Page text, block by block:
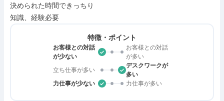
決められた時間できっちり
知識、経験必要
特徴・ポイント
お客様との対話
が少ない
お客様との対話
が多い
立ち仕事が多い
デスクワークが
多い
力仕事が少ない
力仕事が多い